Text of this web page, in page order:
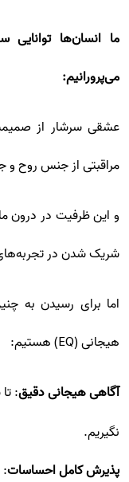
ما انسان‌ها
می‌پرورانیم:
عشقی سرشار از
مراقبتی از جنس روح و
و این ظرفیت در درون
شریک شدن در
اما برای رسیدن به
هیجانی (EQ) هستیم:
آگاهی هیجانی دقیق:
نگیریم.
پذیرش کامل احساسات: